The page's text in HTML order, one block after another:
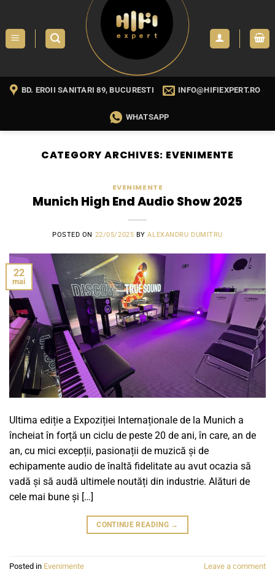
content
BD. EROII SANITARI 89, BUCURESTI INFO@HIFIEXPERT.RO
WHATSAPP
CATEGORY ARCHIVES: EVENIMENTE
EVENIMENTE
Munich High End Audio Show 2025
POSTED ON 22/05/2025 BYALEXANDRU DUMITRU
22
mai
Ultima ediție a Expoziției Internaționale de la Munich a
încheiat în forță un ciclu de peste 20 de ani, în care, an de
an, cu mici excepții, pasionații de muzică și de
echipamente audio de înaltă fidelitate au avut ocazia să
vadă și să audă ultimele noutăți din industrie. Alături de
cele mai bune și […]
CONTINUE READING →
Posted in Evenimente Leave a comment